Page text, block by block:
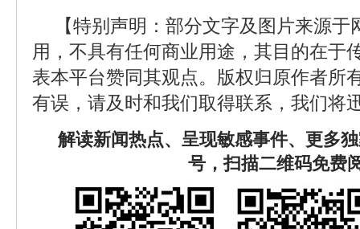
【特别声明：部分文字及图片来源
用，不具有任何商业用途，其目的在于
表本平台赞同其观点。版权归原作者所
有误，请及时和我们取得联系，我们将
解读新闻热点、呈现敏感事件、更多
号，扫描二维码免费